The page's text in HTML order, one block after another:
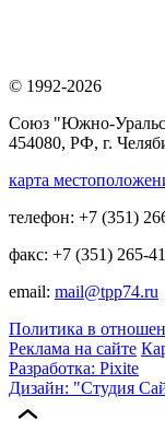
© 1992-2026
Союз "Южно-
454080, РФ, г.
карта
телефон: +7 (351)
факс: +7 (351) 265-
email: mail@tpp74.ru
Политика в
Реклама на сайте
Разработка: Pixite
Дизайн: "Студия